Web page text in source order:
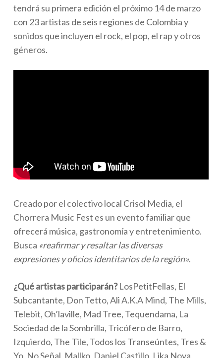
tendrá su primera edición el próximo 14 de marzo
con 23 artistas de seis regiones de Colombia y
sonidos que incluyen el rock, el pop, el rap y otros
géneros.
Creado por el colectivo local Crisol Media, el
Chorrera Music Fest es un evento familiar que
ofrecerá música, gastronomía y entretenimiento.
Busca «reafirmar y resaltar las diversas
expresiones y oficios identitarios de la región».
¿Qué artistas participarán?LosPetitFellas, El
Subcantante, Don Tetto, Ali A.K.A Mind, The Mills,
Telebit, Oh’laville, Mad Tree, Tequendama, La
Sociedad de la Sombrilla, Tricófero de Barro,
Izquierdo, The Tile, Todos los Transeúntes, Tres &
Yo, No Señal, Mallko, Daniel Castillo, Lika Nova,